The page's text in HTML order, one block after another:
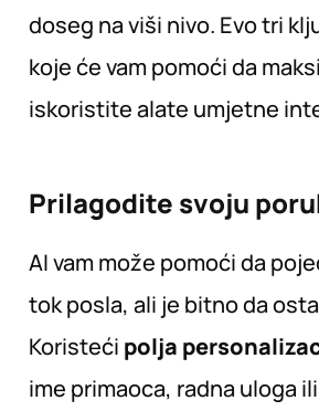
doseg na viši nivo. Evo tri
koje će vam pomoći da
iskoristite alate umjetne
Prilagodite svoju
AI vam može pomoći da
tok posla, ali je bitno da
Koristeći polja
ime primaoca, radna uloga